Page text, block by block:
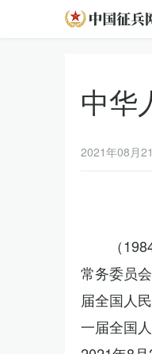
中华
2021年08月
（
常务委员
届全国人
一届全国